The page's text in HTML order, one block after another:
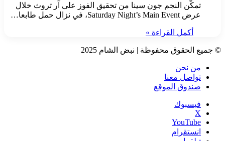
تمكّن النجم جون سينا من تحقيق الفوز على آر تروث خلال
عرض Saturday Night’s Main Event، في نزال حمل طابعا…
أكمل القراءة »
© جميع الحقوق محفوظة | نبض الشام 2025
من نحن
تواصل معنا
صندوق الموقع
فيسبوك
‫X
‫YouTube
انستقرام